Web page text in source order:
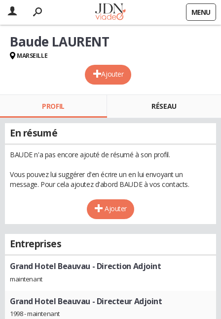
MENU
Ajouter
Baude LAURENT
MARSEILLE
PROFIL RÉSEAU
En résumé
BAUDE n'a pas encore ajouté de résumé à son profil.
Vous pouvez lui suggérer d'en écrire un en lui envoyant un
message. Pour cela ajoutez d'abord BAUDE à vos contacts.
Ajouter
Entreprises
Grand Hotel Beauvau - Direction Adjoint
maintenant
Grand Hotel Beauvau - Directeur Adjoint
1998 - maintenant